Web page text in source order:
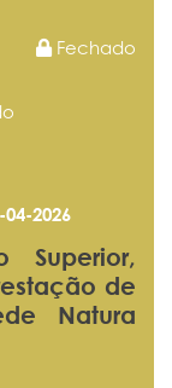
Fechado
2026
Superior,
de
Natura